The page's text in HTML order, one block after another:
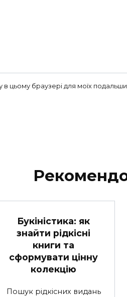
цьому браузері для моїх
Букіністика: як
знайти рідкісні
книги та
сформувати цінну
колекцію
Пошук рідкісних видань